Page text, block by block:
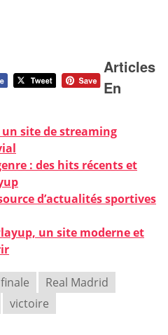
Articles
En
site de streaming
: des hits récents et
d’actualités sportives
un site moderne et
finale
Real Madrid
victoire